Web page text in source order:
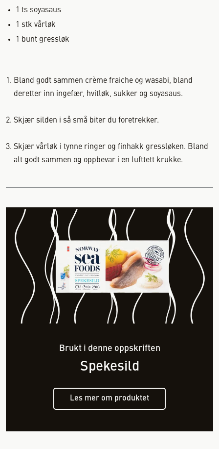
1 ts soyasaus
1
stk vårløk
1
bunt gressløk
Bland godt sammen crème fraiche og wasabi, bland
deretter inn ingefær, hvitløk, sukker og soyasaus.
Skjær silden i så små biter du foretrekker.
Skjær vårløk i tynne ringer og finhakk gressløken. Bland
alt godt sammen og oppbevar i en lufttett krukke.
Brukt i denne oppskriften
Spekesild
Les mer om produktet